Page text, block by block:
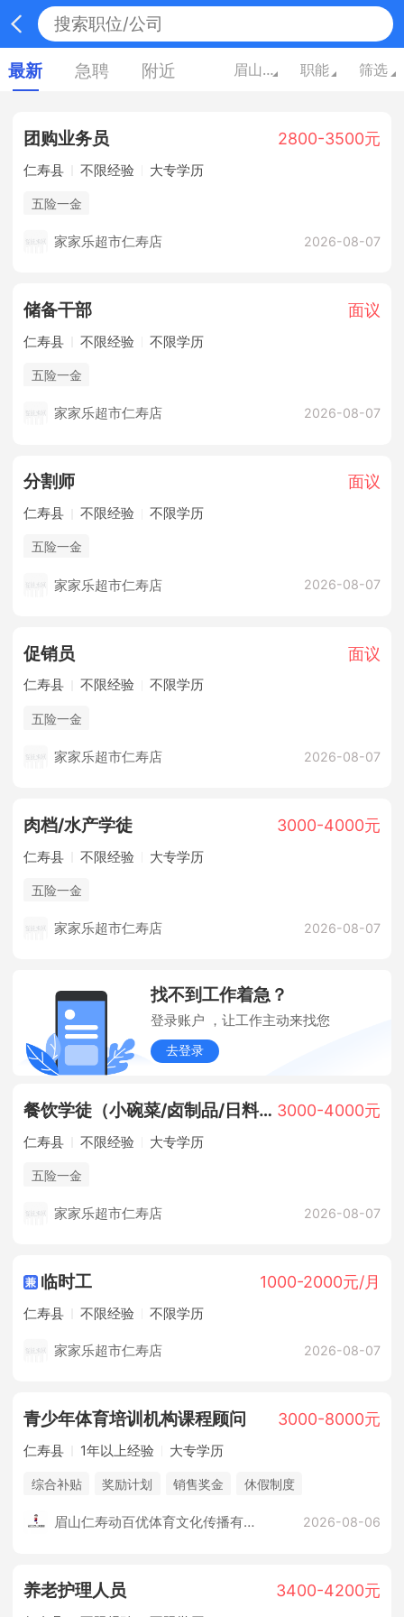
最新 急聘 附近 眉山四川 职能 筛选
团购业务员 2800-3500元
仁寿县 不限经验 大专学历
五险一金
家家乐超市仁寿店 2026-08-07
储备干部 面议
仁寿县 不限经验 不限学历
五险一金
家家乐超市仁寿店 2026-08-07
分割师 面议
仁寿县 不限经验 不限学历
五险一金
家家乐超市仁寿店 2026-08-07
促销员 面议
仁寿县 不限经验 不限学历
五险一金
家家乐超市仁寿店 2026-08-07
肉档/水产学徒 3000-4000元
仁寿县 不限经验 大专学历
五险一金
家家乐超市仁寿店 2026-08-07
找不到工作着急？
登录账户 ，让工作主动来找您
去登录
餐饮学徒（小碗菜/卤制品/日料/面点/烘焙） 3000-4000元
仁寿县 不限经验 大专学历
五险一金
家家乐超市仁寿店 2026-08-07
临时工 1000-2000元/月
仁寿县 不限经验 不限学历
家家乐超市仁寿店 2026-08-07
青少年体育培训机构课程顾问 3000-8000元
仁寿县 1年以上经验 大专学历
综合补贴 奖励计划 销售奖金
休假制度
眉山仁寿动百优体育文化传播有限公司 2026-08-06
养老护理人员 3400-4200元